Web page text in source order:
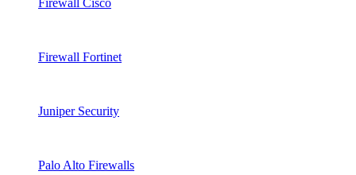
Firewall Fortinet
Juniper Security
Palo Alto Firewalls